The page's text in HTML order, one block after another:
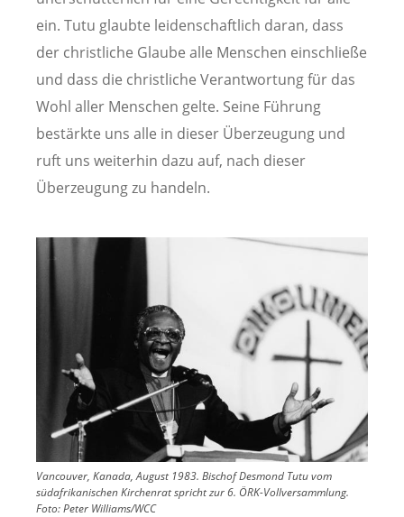
ein. Tutu glaubte leidenschaftlich daran, dass
der christliche Glaube alle Menschen einschließe
und dass die christliche Verantwortung für das
Wohl aller Menschen gelte. Seine Führung
bestärkte uns alle in dieser Überzeugung und
ruft uns weiterhin dazu auf, nach dieser
Überzeugung zu handeln.
Image
Vancouver, Kanada, August 1983. Bischof Desmond Tutu vom
südafrikanischen Kirchenrat spricht zur 6. ÖRK-Vollversammlung.
Foto:Peter Williams/WCC